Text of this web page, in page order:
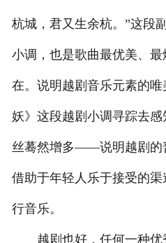
杭城，君又生余杭。”这段
小调，也是歌曲最优美、
在。说明越剧音乐元素的
妖》这段越剧小调寻踪去
丝蓦然增多——说明越剧的
借助于年轻人乐于接受的
行音乐。
越剧也好，任何一种优